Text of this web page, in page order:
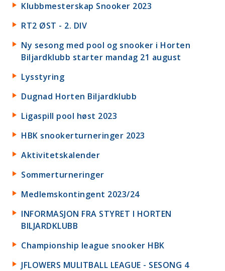
Klubbmesterskap Snooker 2023
RT2 ØST - 2. DIV
Ny sesong med pool og snooker i Horten
Biljardklubb starter mandag 21 august
Lysstyring
Dugnad Horten Biljardklubb
Ligaspill pool høst 2023
HBK snookerturneringer 2023
Aktivitetskalender
Sommerturneringer
Medlemskontingent 2023/24
INFORMASJON FRA STYRET I HORTEN
BILJARDKLUBB
Championship league snooker HBK
JFLOWERS MULITBALL LEAGUE - SESONG 4